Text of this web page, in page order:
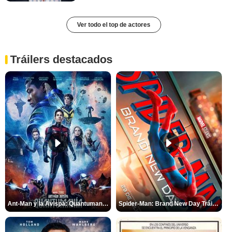
Ver todo el top de actores
Tráilers destacados
Ant-Man y la Avispa: Quantumanía Tráiler (2) Spider-Man: Brand New Day Tráiler (3)